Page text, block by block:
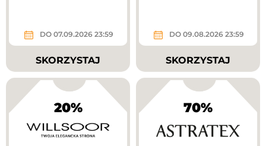
DO 07.09.2026 23:59
SKORZYSTAJ
DO 09.08.2026 23:59
SKORZYSTAJ
20% 70%